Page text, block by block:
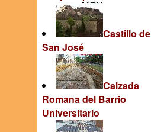
Castillo de
San José
Calzada
Romana del Barrio
Universitario